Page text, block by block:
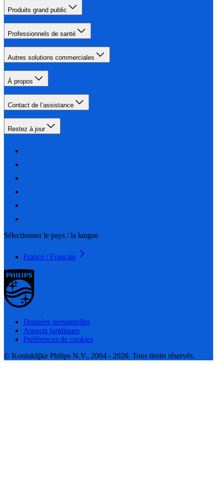
Produits grand public
Professionnels de santé
Autres solutions commerciales
À propos
Contact de l’assistance
Restez à jour
Sélectionner le pays / la langue
France / Français
Données personnelles
Aspects juridiques
Préférences de cookies
© Koninklijke Philips N.V., 2004 - 2026. Tous droits réservés.